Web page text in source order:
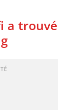
a trouvé